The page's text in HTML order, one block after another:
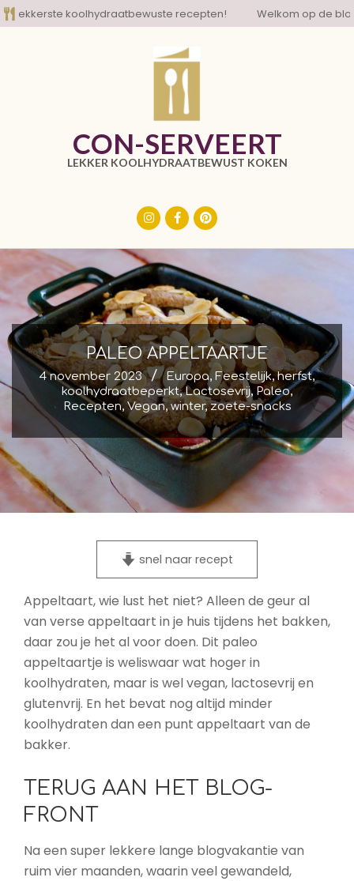
Skip
to
koolhydraatbewuste recepten! Welkom op de blog
CON-SERVEERT
LEKKER KOOLHYDRAATBEWUST KOKEN
PALEO APPELTAARTJE
4 november 2023 Europa, Feestelijk,herfst,
koolhydraatbeperkt,Lactosevrij, Paleo,
Recepten,Vegan,winter,zoete-snacks
snel naar recept
Appeltaart, wie lust het niet? Alleen de geur al
van verse appeltaart in je huis tijdens het bakken,
daar zou je het al voor doen. Dit paleo
appeltaartje is weliswaar wat hoger in
koolhydraten, maar is wel vegan, lactosevrij en
glutenvrij. En het bevat nog altijd minder
koolhydraten dan een punt appeltaart van de
bakker.
TERUG AAN HET BLOG-
FRONT
Na een super lekkere lange blogvakantie van
ruim vier maanden, waarin veel gewandeld,